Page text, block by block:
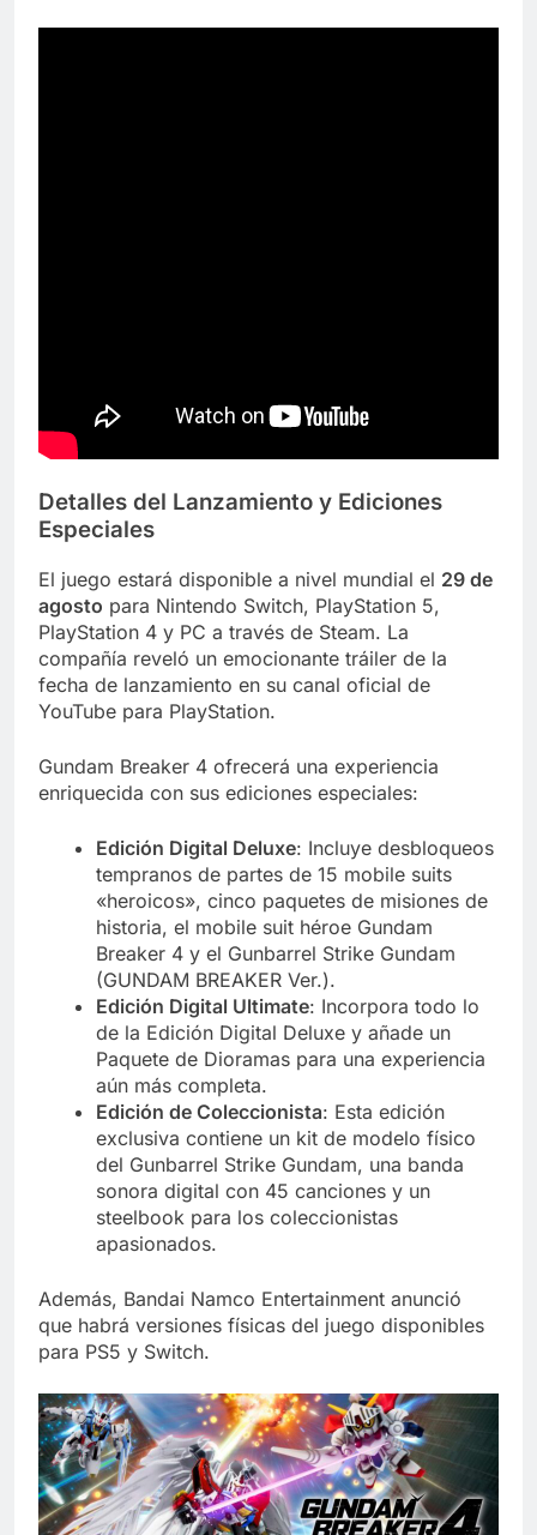
Detalles del Lanzamiento y Ediciones
Especiales
El juego estará disponible a nivel mundial el 29 de
agosto para Nintendo Switch, PlayStation 5,
PlayStation 4 y PC a través de Steam. La
compañía reveló un emocionante tráiler de la
fecha de lanzamiento en su canal oficial de
YouTube para PlayStation.
Gundam Breaker 4 ofrecerá una experiencia
enriquecida con sus ediciones especiales:
Edición Digital Deluxe: Incluye desbloqueos
tempranos de partes de 15 mobile suits
«heroicos», cinco paquetes de misiones de
historia, el mobile suit héroe Gundam
Breaker 4 y el Gunbarrel Strike Gundam
(GUNDAM BREAKER Ver.).
Edición Digital Ultimate: Incorpora todo lo
de la Edición Digital Deluxe y añade un
Paquete de Dioramas para una experiencia
aún más completa.
Edición de Coleccionista: Esta edición
exclusiva contiene un kit de modelo físico
del Gunbarrel Strike Gundam, una banda
sonora digital con 45 canciones y un
steelbook para los coleccionistas
apasionados.
Además, Bandai Namco Entertainment anunció
que habrá versiones físicas del juego disponibles
para PS5 y Switch.